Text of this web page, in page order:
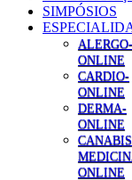
SIMPÓSIOS
ALERGO-
ONLINE
CARDIO-
ONLINE
DERMA-
ONLINE
CANABIS
ONLINE